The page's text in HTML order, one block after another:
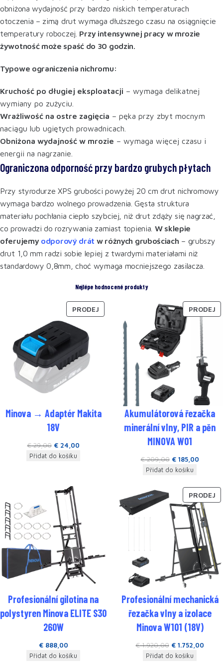
obniżona wydajność przy bardzo niskich temperaturach
otoczenia – zimą drut wymaga dłuższego czasu na osiągnięcie
temperatury roboczej. Przy intensywnej pracy w mrozie
żywotność może spaść do 30 godzin.
Typowe ograniczenia nichromu:
Kruchość po długiej eksploatacji – wymaga delikatnej
wymiany po zużyciu.
Wrażliwość na ostre zagięcia – pęka przy zbyt mocnym
naciągu lub ugiętych prowadnicach.
Obniżona wydajność w mrozie – wymaga więcej czasu i
energii na nagrzanie.
Ograniczona odporność przy bardzo grubych płytach
Przy styrodurze XPS grubości powyżej 20 cm drut nichromowy
wymaga bardzo wolnego prowadzenia. Gęsta struktura
materiału pochłania ciepło szybciej, niż drut zdąży się nagrzać,
co prowadzi do rozrywania zamiast topienia. W sklepie
oferujemy odporový drát w różnych grubościach – grubszy
drut 1,0 mm radzi sobie lepiej z twardymi materiałami niż
standardowy 0,8mm, choć wymaga mocniejszego zasilacza.
Nejlépe hodnocené produkty
PRODEJ
Minova → Adaptér Makita
18V
€29,00 €24,00
Přidat do košíku
PRODEJ
Akumulátorová řezačka
minerální vlny, PIR a pěn
MINOVA W01
€209,00 €185,00
Přidat do košíku
Profesionální gilotina na
polystyren Minova ELITE S30
260W
€888,00
Přidat do košíku
PRODEJ
Profesionální mechanická
řezačka vlny a izolace
Minova W101 (18V)
€1.920,00 €1.752,00
Přidat do košíku